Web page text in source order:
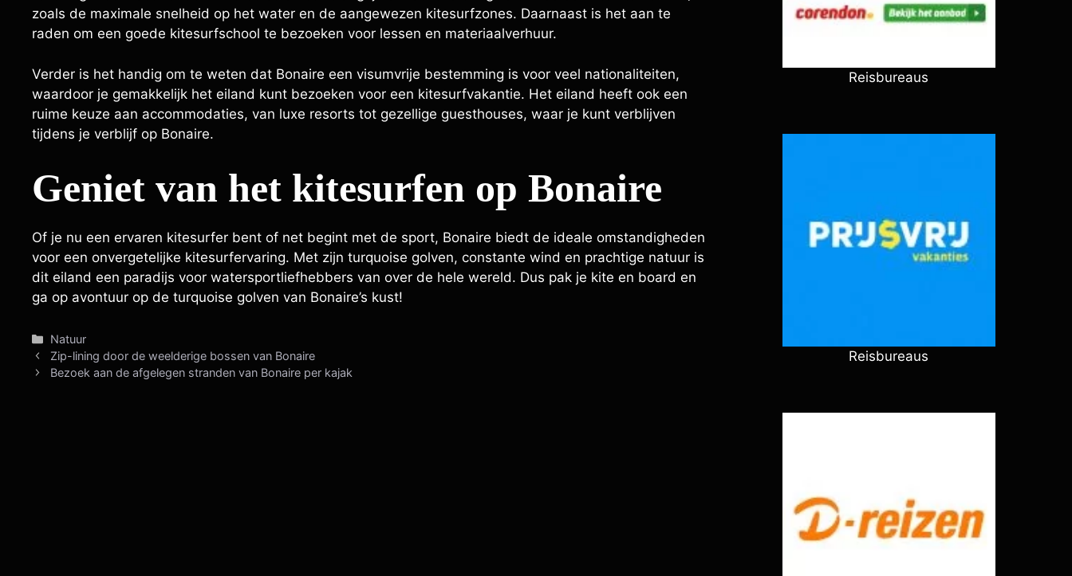
zoals de maximale snelheid op het water en de aangewezen kitesurfzones. Daarnaast is het aan te
raden om een goede kitesurfschool te bezoeken voor lessen en materiaalverhuur.
Verder is het handig om te weten dat Bonaire een visumvrije bestemming is voor veel nationaliteiten,
waardoor je gemakkelijk het eiland kunt bezoeken voor een kitesurfvakantie. Het eiland heeft ook een
ruime keuze aan accommodaties, van luxe resorts tot gezellige guesthouses, waar je kunt verblijven
tijdens je verblijf op Bonaire.
Geniet van het kitesurfen op Bonaire
Of je nu een ervaren kitesurfer bent of net begint met de sport, Bonaire biedt de ideale omstandigheden
voor een onvergetelijke kitesurfervaring. Met zijn turquoise golven, constante wind en prachtige natuur is
dit eiland een paradijs voor watersportliefhebbers van over de hele wereld. Dus pak je kite en board en
ga op avontuur op de turquoise golven van Bonaire’s kust!
Categorieën
Natuur
Zip-lining door de weelderige bossen van Bonaire
Bezoek aan de afgelegen stranden van Bonaire per kajak
Reisbureaus
Reisbureaus